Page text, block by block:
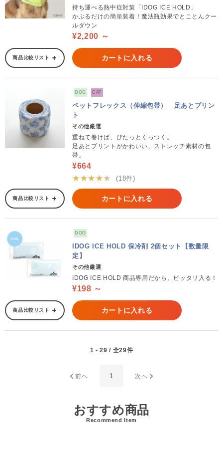
持ち運べる熱中症対策「IDOG ICE HOLD」
かぶるだけの簡単装着！魔法瓶効果でとことんクー
ルダウン
¥2,200 ～
商品比較リスト カートに入れる
DOG CAT
ペットフレックス（伸縮包帯） 足あとプリン
ト
その他厳選
重ねて巻けば、ぴたっとくっつく。
足あとプリントがかわいい、ストレッチ素材の包
帯。
¥664
★★★★★
(18件)
商品比較リスト カートに入れる
DOG
IDOG ICE HOLD 保冷剤 2個セット【数量限
定】
その他厳選
IDOG ICE HOLD 商品専用だから、ピッタリ入る！
¥198 ～
商品比較リスト カートに入れる
1 - 29 / 全29件
前へ 1 次へ
おすすめ商品
Recommend Item